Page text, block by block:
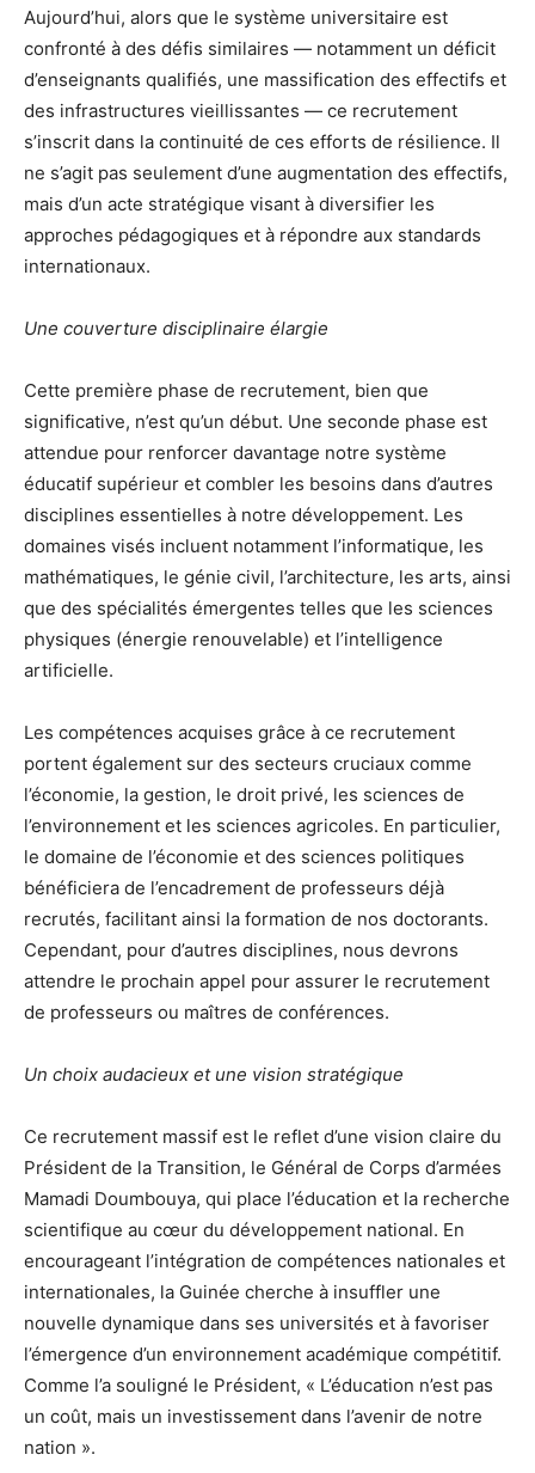
Aujourd’hui, alors que le système universitaire est
confronté à des défis similaires — notamment un déficit
d’enseignants qualifiés, une massification des effectifs et
des infrastructures vieillissantes — ce recrutement
s’inscrit dans la continuité de ces efforts de résilience. Il
ne s’agit pas seulement d’une augmentation des effectifs,
mais d’un acte stratégique visant à diversifier les
approches pédagogiques et à répondre aux standards
internationaux.
Une couverture disciplinaire élargie
Cette première phase de recrutement, bien que
significative, n’est qu’un début. Une seconde phase est
attendue pour renforcer davantage notre système
éducatif supérieur et combler les besoins dans d’autres
disciplines essentielles à notre développement. Les
domaines visés incluent notamment l’informatique, les
mathématiques, le génie civil, l’architecture, les arts, ainsi
que des spécialités émergentes telles que les sciences
physiques (énergie renouvelable) et l’intelligence
artificielle.
Les compétences acquises grâce à ce recrutement
portent également sur des secteurs cruciaux comme
l’économie, la gestion, le droit privé, les sciences de
l’environnement et les sciences agricoles. En particulier,
le domaine de l’économie et des sciences politiques
bénéficiera de l’encadrement de professeurs déjà
recrutés, facilitant ainsi la formation de nos doctorants.
Cependant, pour d’autres disciplines, nous devrons
attendre le prochain appel pour assurer le recrutement
de professeurs ou maîtres de conférences.
Un choix audacieux et une vision stratégique
Ce recrutement massif est le reflet d’une vision claire du
Président de la Transition, le Général de Corps d’armées
Mamadi Doumbouya, qui place l’éducation et la recherche
scientifique au cœur du développement national. En
encourageant l’intégration de compétences nationales et
internationales, la Guinée cherche à insuffler une
nouvelle dynamique dans ses universités et à favoriser
l’émergence d’un environnement académique compétitif.
Comme l’a souligné le Président, « L’éducation n’est pas
un coût, mais un investissement dans l’avenir de notre
nation ».